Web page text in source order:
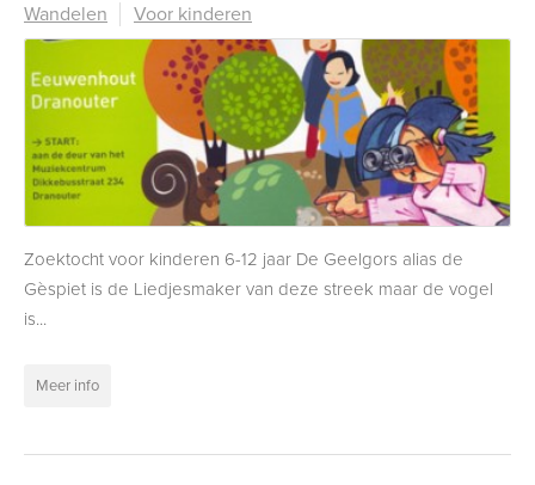
Wandelen Voor kinderen
Zoektocht voor kinderen 6-12 jaar De Geelgors alias de
Gèspiet is de Liedjesmaker van deze streek maar de vogel
is...
Meer info